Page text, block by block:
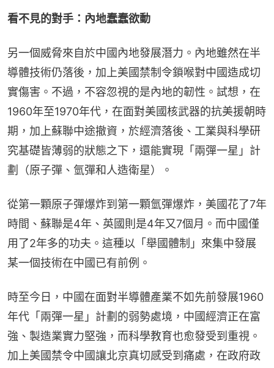
看不見的對手：內地蠢蠢欲動
另一個威脅來自於中國內地發展潛力。內地雖然在半
導體技術仍落後，加上美國禁制令鎖喉對中國造成切
實傷害。不過，不容忽視的是內地的韌性。試想，在
1960年至1970年代，在面對美國核武器的抗美援朝時
期，加上蘇聯中途撤資，於經濟落後、工業與科學研
究基礎皆薄弱的狀態之下，還能實現「兩彈一星」計
劃（原子彈、氫彈和人造衛星）。
從第一顆原子彈爆炸到第一顆氫彈爆炸，美國花了7年
時間、蘇聯是4年、英國則是4年又7個月。而中國僅
用了2年多的功夫。這種以「舉國體制」來集中發展
某一個技術在中國已有前例。
時至今日，中國在面對半導體產業不如先前發展1960
年代「兩彈一星」計劃的弱勢處境，中國經濟正在富
強、製造業實力堅強，而科學教育也愈發受到重視。
加上美國禁令中國讓北京真切感受到痛處，在政府政